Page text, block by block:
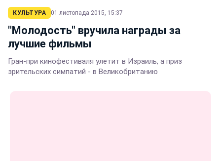
КУЛЬТУРА 01 листопада 2015, 15:37
"Молодость" вручила награды за
лучшие фильмы
Гран-при кинофестиваля улетит в Израиль, а приз
зрительских симпатий - в Великобританию